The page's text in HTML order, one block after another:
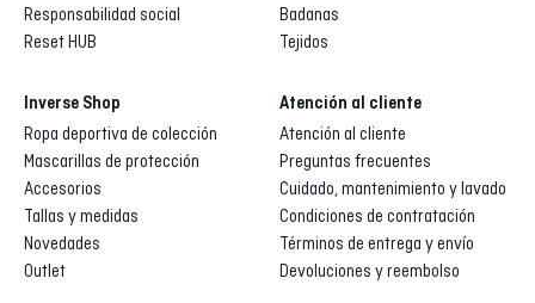
Responsabilidad social
Reset HUB
Badanas
Tejidos
Inverse Shop
Ropa deportiva de colección
Mascarillas de protección
Accesorios
Tallas y medidas
Novedades
Outlet
Atención al cliente
Atención al cliente
Preguntas frecuentes
Cuidado, mantenimiento y lavado
Condiciones de contratación
Términos de entrega y envío
Devoluciones y reembolso